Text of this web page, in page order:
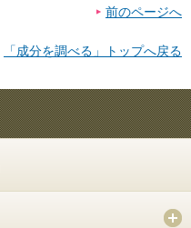
前のページへ
「成分を調べる」トップへ戻る